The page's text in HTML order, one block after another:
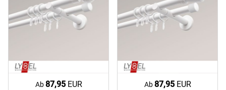
Ab87,95EUR Ab87,95EUR